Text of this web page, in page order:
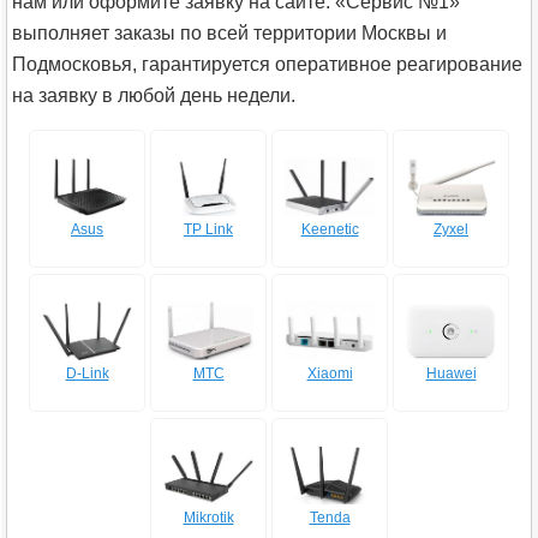
выполняет заказы по всей территории Москвы и
Подмосковья, гарантируется оперативное реагирование
на заявку в любой день недели.
Asus TP Link Keenetic Zyxel
D-Link МТС Xiaomi Huawei
Mikrotik Tenda